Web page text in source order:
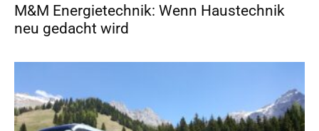
M&M Energietechnik: Wenn Haustechnik
neu gedacht wird